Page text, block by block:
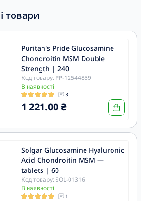
товари
Puritan's Pride Glucosamine
Chondroitin MSM Double
Strength | 240
Код товару: PP-12544859
В наявності
3
1 221.00 ₴
Solgar Glucosamine Hyaluronic
Acid Chondroitin MSM —
tablets | 60
Код товару: SOL-01316
В наявності
1